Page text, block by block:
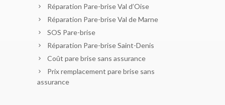
Réparation Pare-brise Val d’Oise
Réparation Pare-brise Val de Marne
SOS Pare-brise
Réparation Pare-brise Saint-Denis
Coût pare brise sans assurance
Prix remplacement pare brise sans
assurance